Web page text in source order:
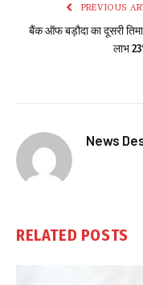
PREVIOUS
बैंक ऑफ बड़ौदा का दूसरी
लाभ
News
RELATED POSTS